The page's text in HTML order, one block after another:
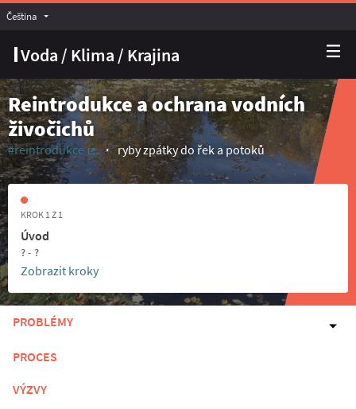
Voda / Klima / Krajina
Čeština Vyberte jazyk
Reintrodukce a ochrana vodních
živočichů
#reintrodukce
(Externí odkaz)
ryby zpátky do řek a potoků
KROK 1 Z 1
Úvod
? - ?
Zobrazit kroky
PROBLÉMY
PROCES
VÝZVY